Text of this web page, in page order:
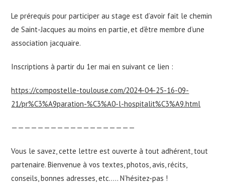
Le prérequis pour participer au stage est d’avoir fait le chemin
de Saint-Jacques au moins en partie, et d’être membre d’une
association jacquaire.
Inscriptions à partir du 1er mai en suivant ce lien :
https://compostelle-toulouse.com/2024-04-25-16-09-
21/pr%C3%A9paration-%C3%A0-l-hospitalit%C3%A9.html
———————————————————
Vous le savez, cette lettre est ouverte à tout adhérent, tout
partenaire. Bienvenue à vos textes, photos, avis, récits,
conseils, bonnes adresses, etc….. N’hésitez-pas !